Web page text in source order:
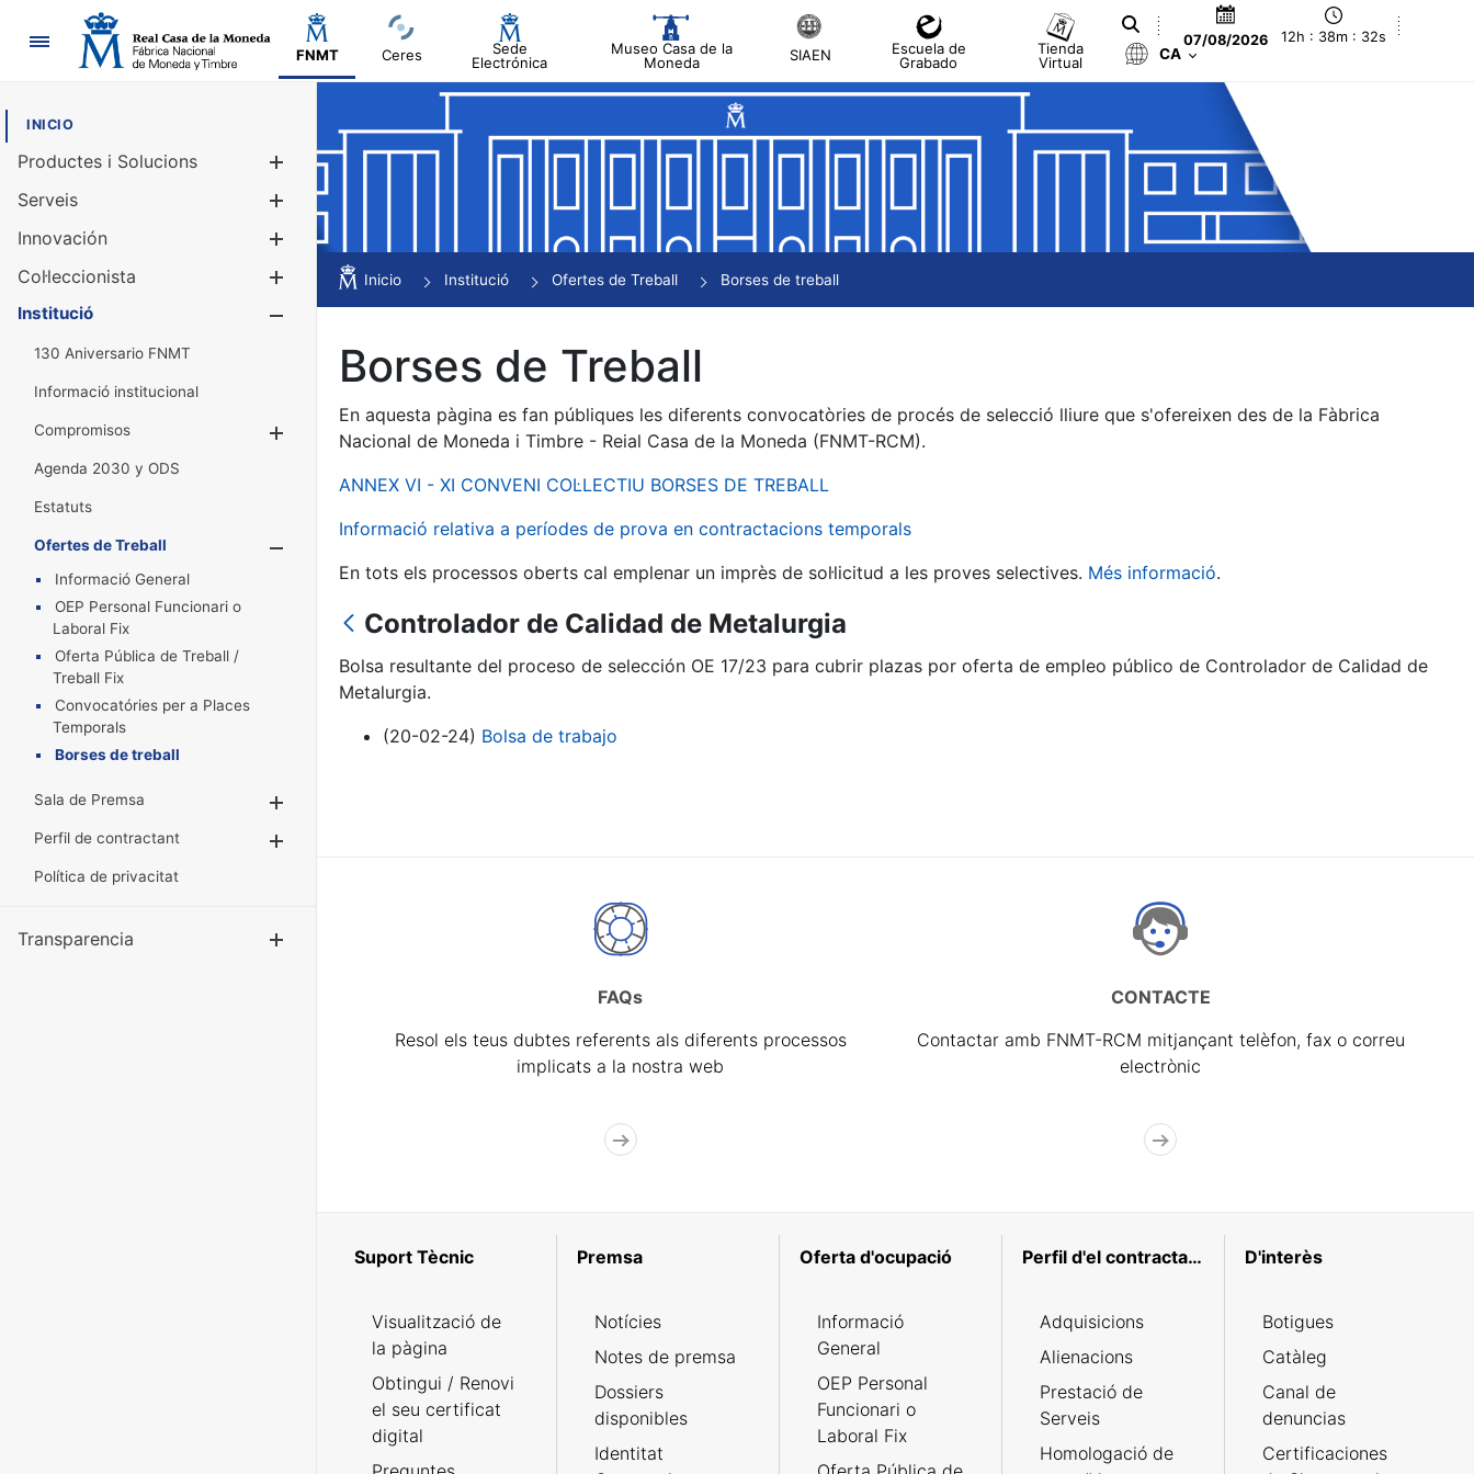
Navegació
FNMT Ceres
Sede
Electrónica
Museo Casa de la
Moneda
SIAEN
Escuela de
Grabado
Tienda
Virtual
07/08/2026 12h : 38m : 32s
CA
INICIO
Productes i Solucions
Mostra/Amaga
Serveis
Innovación
Col·leccionista
Mostra/Amaga
Institució
130 Aniversario FNMT
Informació institucional
Compromisos
Mostra/Amaga
Agenda 2030 y ODS
Estatuts
Ofertes de Treball
Informació General
OEP Personal Funcionari o
Laboral Fix
Oferta Pública de Treball /
Treball Fix
Convocatóries per a Places
Temporals
Borses de treball
Sala de Premsa
Perfil de contractant
Política de privacitat
Transparencia
Inicio Institució Ofertes de Treball Borses de treball
Borses de Treball
En aquesta pàgina es fan públiques les diferents convocatòries de procés de selecció lliure que s'ofereixen des de la Fàbrica
Nacional de Moneda i Timbre - Reial Casa de la Moneda (FNMT-RCM).
ANNEX VI - XI CONVENI COL·LECTIU BORSES DE TREBALL
Informació relativa a períodes de prova en contractacions temporals
En tots els processos oberts cal emplenar un imprès de sol·licitud a les proves selectives. Més informació.
Controlador de Calidad de Metalurgia
Bolsa resultante del proceso de selección OE 17/23 para cubrir plazas por oferta de empleo público de Controlador de Calidad de
Metalurgia.
(20-02-24) Bolsa de trabajo
FAQs
Resol els teus dubtes referents als diferents processos
implicats a la nostra web
CONTACTE
Contactar amb FNMT-RCM mitjançant telèfon, fax o correu
electrònic
Suport Tècnic
Visualització de
la pàgina
Obtingui / Renovi
el seu certificat
digital
Premsa
Notícies
Notes de premsa
Dossiers
disponibles
Identitat
Oferta d'ocupació
Informació
General
OEP Personal
Funcionari o
Laboral Fix
Perfil d'el contractant
Adquisicions
Alienacions
Prestació de
Serveis
Homologació de
D'interès
Botigues
Catàleg
Canal de
denuncias
Certificaciones